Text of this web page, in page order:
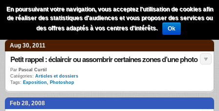
QuestionsPhoto Menu
Aug 30, 2011
Petit rappel : éclaircir ou assombrir certaines zones d’une photo
Par Pascal Curtil
Catégories: Articles et dossiers
Tags: Exposition, Photoshop
Feb 28, 2008
En poursuivant votre navigation, vous acceptez l'utilisation de cookies afin
de réaliser des statistiques d'audiences et vous proposer des services ou
des offres adaptés à vos centres d'intérêts.
Ok